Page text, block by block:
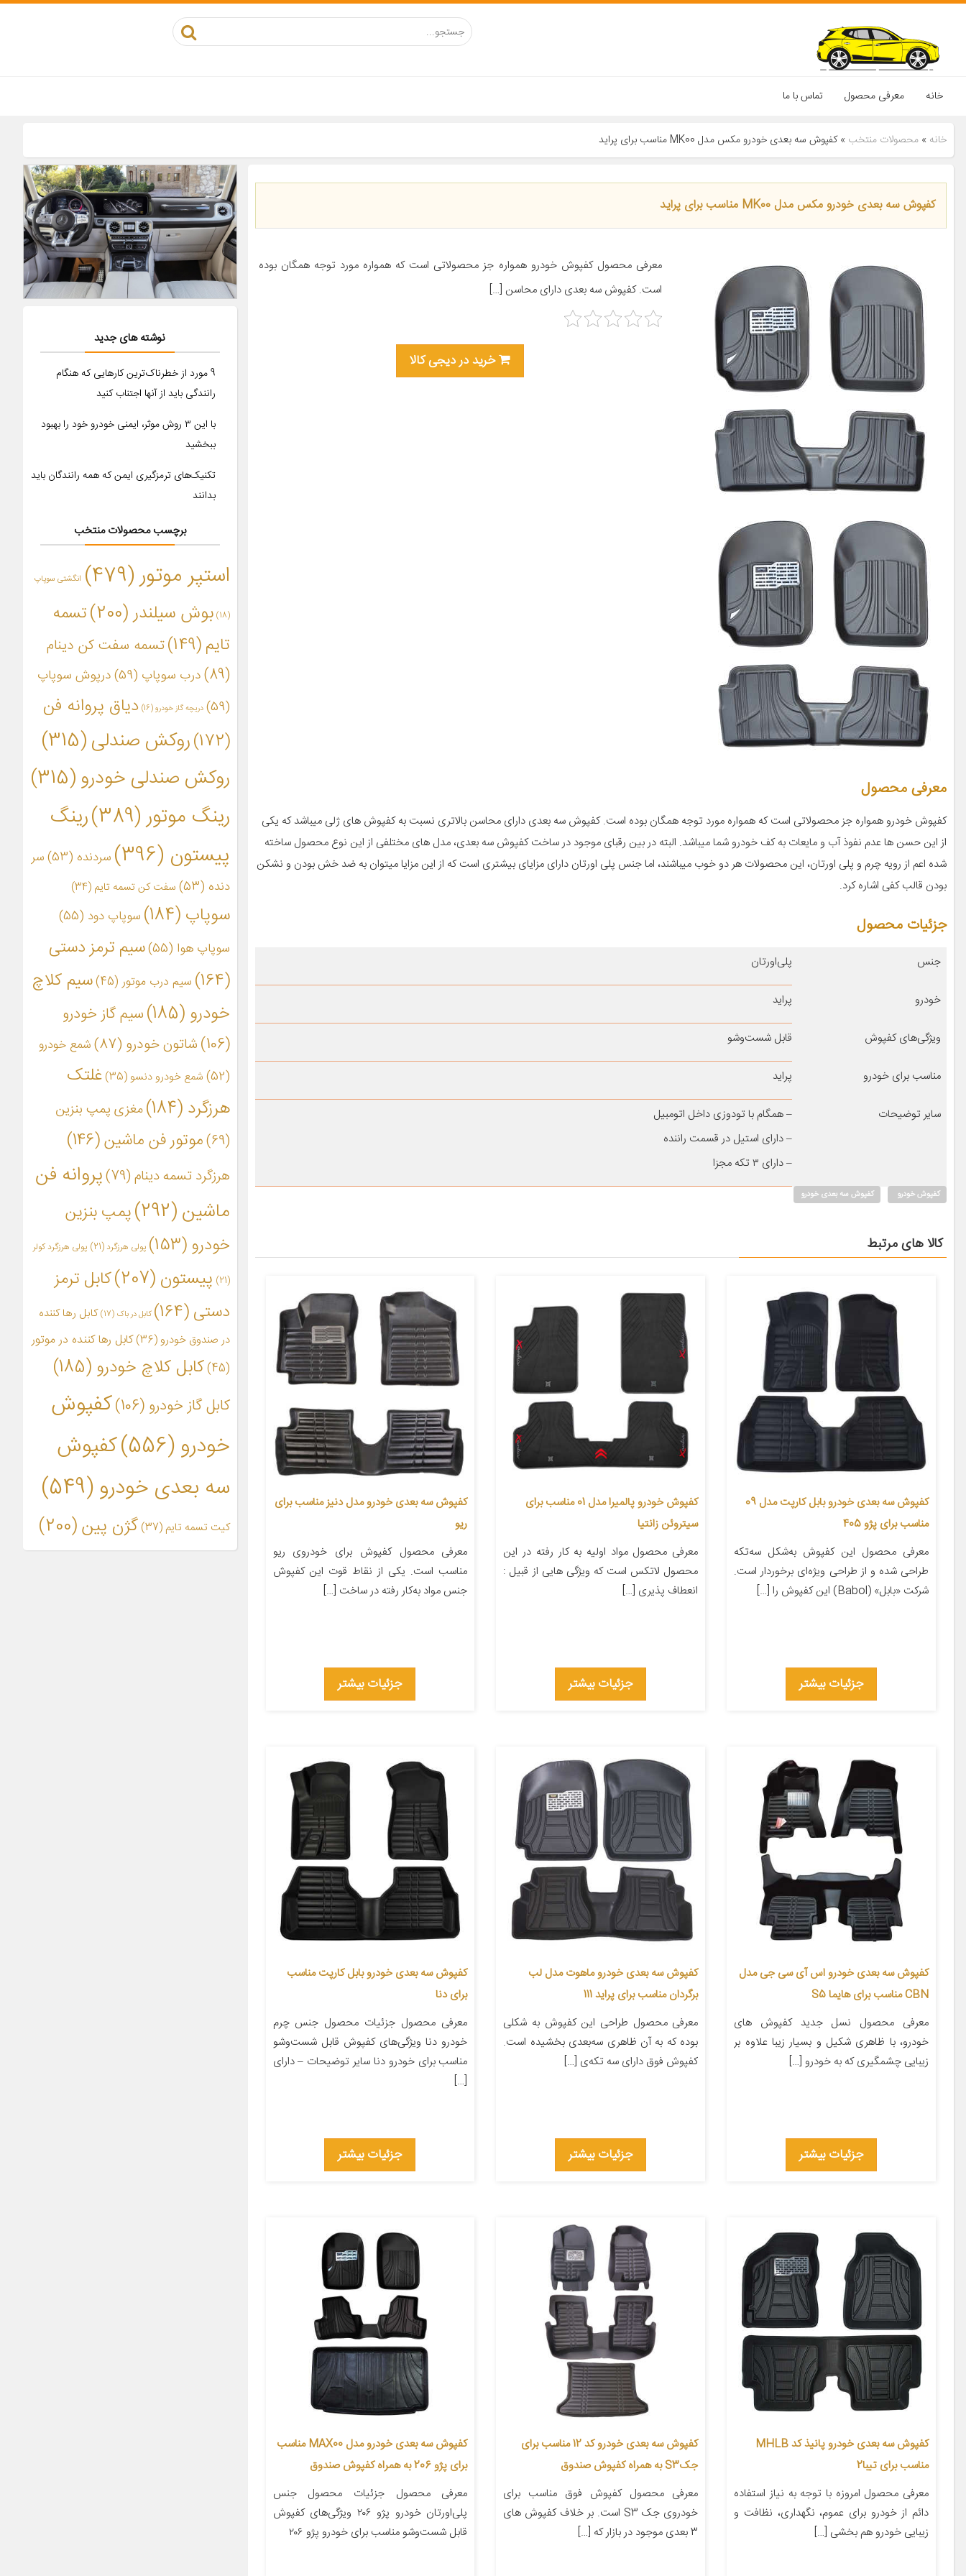
خانه معرفی محصول تماس با ما
خانه » محصولات منتخب »کفپوش سه بعدی خودرو مکس مدل MK00 مناسب برای پراید
کفپوش سه بعدی خودرو مکس مدل MK00 مناسب برای پراید
معرفی محصول کفپوش خودرو همواره جز محصولاتی است که همواره مورد توجه همگان بوده
است. کفپوش سه بعدی دارای محاسن […]
خرید در دیجی کالا
معرفی محصول
کفپوش خودرو همواره جز محصولاتی است که همواره مورد توجه همگان بوده است. کفپوش سه بعدی دارای محاسن بالاتری نسبت به کفپوش های ژلی میباشد که یکی
از این حسن ها عدم نفوذ آب و مایعات به کف خودرو شما میباشد. البته در بین رقبای موجود در ساخت کفپوش سه بعدی، مدل های مختلفی از این نوع محصول ساخته
شده اعم از رویه چرم و پلی اورتان، این محصولات هر دو خوب میباشند، اما جنس پلی اورتان دارای مزایای بیشتری است که از این مزایا میتوان به ضد خش بودن و نشکن
بودن قالب کفی اشاره کرد.
جزئیات محصول
جنس پلی‌اورتان
خودرو پراید
ویژگی‌های کفپوش قابل شست‌وشو
مناسب برای خودرو پراید
سایر توضیحات
– همگام با تودوزی داخل اتومبیل
– دارای استیل در قسمت راننده
– دارای ۳ تکه مجزا
کفپوش خودرو کفپوش سه بعدی خودرو
کالا های مرتبط
کفپوش سه بعدی خودرو بابل کارپت مدل 09
مناسب برای پژو 405
معرفی محصول این کفپوش به‌شکل سه‌تکه
طراحی شده و از طراحی ویژه‌ای برخوردار است.
شرکت «بابل» (Babol) این کفپوش را […]
جزئیات بیشتر
کفپوش خودرو پالمیرا مدل 01 مناسب برای
سیتروئن زانتیا
معرفی محصول مواد اولیه به کار رفته در این
محصول لاتکس است که ویژگی هایی از قبیل :
انعطاف پذیری […]
جزئیات بیشتر
کفپوش سه بعدی خودرو مدل دنیز مناسب برای
ریو
معرفی محصول کفپوش برای خودروی ریو
مناسب است. یکی از نقاط قوت این کفپوش
جنس مواد به‌کار رفته در ساخت […]
جزئیات بیشتر
کفپوش سه بعدی خودرو اس آی سی جی مدل
CBN مناسب برای هایما S5
معرفی محصول نسل جدید کفپوش های
خودرو، با ظاهری شکیل و بسیار زیبا علاوه بر
زیبایی چشمگیری که به خودرو […]
جزئیات بیشتر
کفپوش سه بعدی خودرو ماهوت مدل لب
برگردان مناسب برای پراید 111
معرفی محصول طراحی این کفپوش به شکلی
بوده که به آن ظاهری سه‌بعدی بخشیده است.
کفپوش فوق دارای سه تکه‌ی […]
جزئیات بیشتر
کفپوش سه بعدی خودرو بابل کارپت مناسب
برای دنا
معرفی محصول جزئیات محصول جنس چرم
خودرو دنا ویژگی‌های کفپوش قابل شست‌وشو
مناسب برای خودرو دنا سایر توضیحات – دارای
[…]
جزئیات بیشتر
کفپوش سه بعدی خودرو پانیذ کد MHLB
مناسب برای تیبا2
معرفی محصول امروزه با توجه به نیاز استفاده
دائم از خودرو برای عموم، نگهداری، نظافت و
زیبایی خودرو هم بخشی […]
کفپوش سه بعدی خودرو کد 12 مناسب برای
جکS3 به همراه کفپوش صندوق
معرفی محصول کفپوش فوق مناسب برای
خودروی جک S3 است. بر خلاف کفپوش های
3 بعدی موجود در بازار که […]
کفپوش سه بعدی خودرو مدل MAX00 مناسب
برای پژو 206 به همراه کفپوش صندوق
معرفی محصول جزئیات محصول جنس
پلی‌اورتان خودرو پژو ۲۰۶ ویژگی‌های کفپوش
قابل شست‌وشو مناسب برای خودرو پژو ۲۰۶
نوشته های جدید
9 مورد از خطرناک‌ترین کارهایی که هنگام
رانندگی باید از آنها اجتناب کنید
با این ۳ روش موثر، ایمنی خودرو خود را بهبود
ببخشید
تکنیک‌های ترمزگیری ایمن که همه رانندگان باید
بدانند
برچسب محصولات منتخب
استپر موتور(479) انگشتی سوپاپ
(18) بوش سیلندر (200)
تسمه
تایم(149)
تسمه سفت کن دینام
(89)
درب سوپاپ (59)
درپوش سوپاپ
(59)
دریچه گاز خودرو(16)
دیاق پروانه فن
(172)
روکش صندلی(315)
روکش صندلی خودرو(315)
رینگ موتور(389)
رینگ
پیستون (396) سردنده (53)
سر
دنده (53) سفت کن تسمه تایم (34)
سوپاپ (184) سوپاپ دود (55)
سوپاپ هوا (55)
سیم ترمز دستی
(164)
سیم درب موتور(45)
سیم کلاچ
خودرو (185)
سیم گاز خودرو
(106)
شاتون خودرو (87)
شمع خودرو
(52)
شمع خودرو دنسو (35)
غلتک
هرزگرد (184)
مغزی پمپ بنزین
(69)
موتور فن ماشین(146)
هرزگرد تسمه دینام(79)
پروانه فن
ماشین(292)
پمپ بنزین
خودرو(153) پولی هرزگرد(21) پولی هرزگرد کولر
(21) پیستون (207)
کابل ترمز
دستی(164) کابل در باک (17)
کابل رها کننده
در صندوق خودرو (36)
کابل رها کننده در موتور
(45)
کابل کلاچ خودرو (185)
کابل گاز خودرو (106)
کفپوش
خودرو(556)
کفپوش
سه بعدی خودرو(549)
کیت تسمه تایم (37) گژن پین(200)